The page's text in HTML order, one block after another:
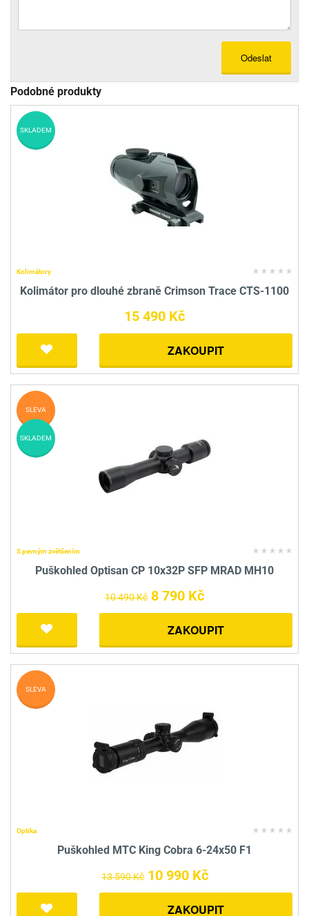
Odeslat
Podobné produkty
Kolimátory
Kolimátor pro dlouhé zbraně Crimson Trace CTS-1100
15 490 Kč
ZAKOUPIT
SKLADEM
S pevným zvětšením
Puškohled Optisan CP 10x32P SFP MRAD MH10
10 490 Kč 8 790 Kč
ZAKOUPIT
SLEVA
SKLADEM
Optika
Puškohled MTC King Cobra 6-24x50 F1
13 590 Kč 10 990 Kč
ZAKOUPIT
SLEVA